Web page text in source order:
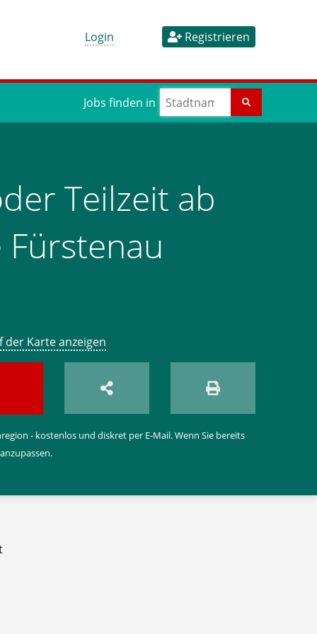
Login Registrieren
Jobs finden in
Teilzeit ab
der Karte anzeigen
- kostenlos und diskret per E-Mail. Wenn Sie bereits